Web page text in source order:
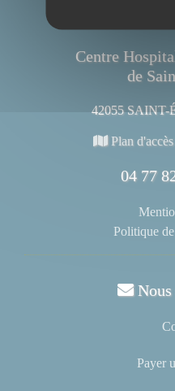
Centre
de
42055 SAINT-
Plan
04 77
Politique
Nous
Payer